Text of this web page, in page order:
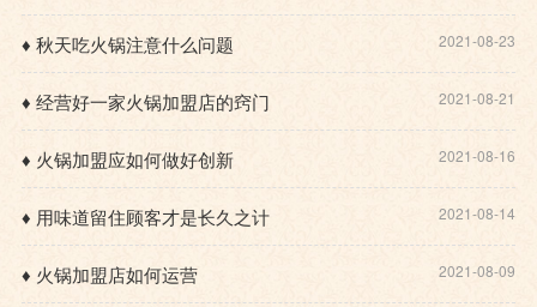
♦ 秋天吃火锅注意什么问题 2021-08-23
♦ 经营好一家火锅加盟店的窍门 2021-08-21
♦ 火锅加盟应如何做好创新 2021-08-16
♦ 用味道留住顾客才是长久之计 2021-08-14
♦ 火锅加盟店如何运营 2021-08-09